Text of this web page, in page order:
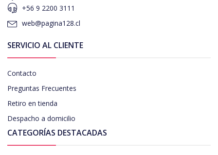
+56 9 2200 3111
web@pagina128.cl
SERVICIO AL CLIENTE
Contacto
Preguntas Frecuentes
Retiro en tienda
Despacho a domicilio
CATEGORÍAS DESTACADAS